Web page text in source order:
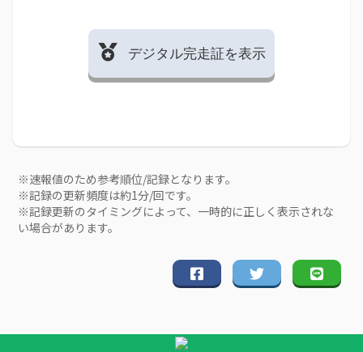
デジタル完走証を表示
※速報値のため参考順位/記録となります。
※記録の更新頻度は約1分/回です。
※記録更新のタイミングによって、一時的に正しく表示されな
い場合があります。